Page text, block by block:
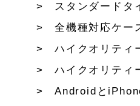
スタンダードタ
全機種対応ケー
ハイクオリティ
ハイクオリティ
Androidと